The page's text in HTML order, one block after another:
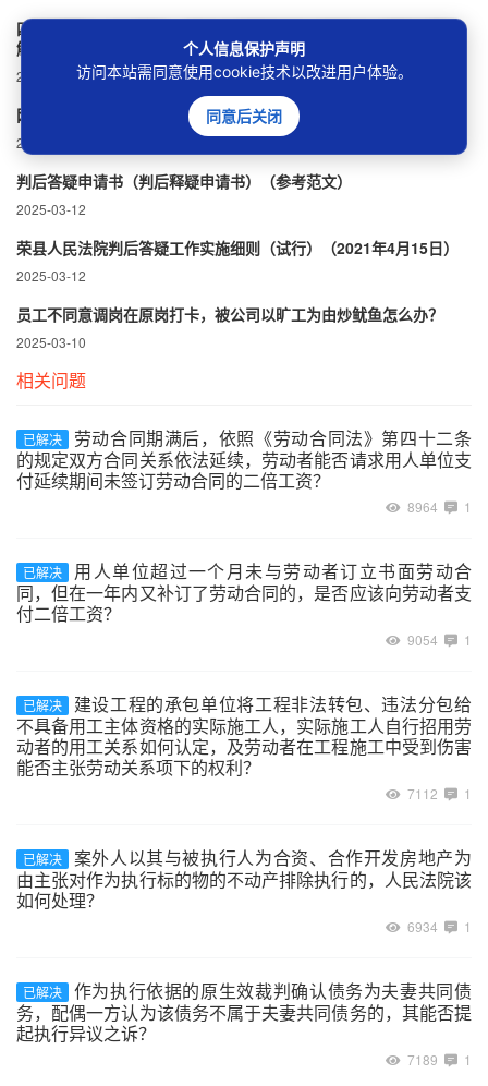
四川省高级人民法院民一庭关于审理劳动争议案件若干疑难问题的
解答（川高法民一〔2016〕1号）
2024-02-17
网络查控申请书（财产保全或执行用）
2025-05-20
判后答疑申请书（判后释疑申请书）（参考范文）
2025-03-12
荣县人民法院判后答疑工作实施细则（试行）（2021年4月15日）
2025-03-12
员工不同意调岗在原岗打卡，被公司以旷工为由炒鱿鱼怎么办？
2025-03-10
相关问题
已解决
劳动合同期满后，依照《劳动合同法》第四十二条
的规定双方合同关系依法延续，劳动者能否请求用人单位支
付延续期间未签订劳动合同的二倍工资？
8964 1
已解决
用人单位超过一个月未与劳动者订立书面劳动合
同，但在一年内又补订了劳动合同的，是否应该向劳动者支
付二倍工资？
9054 1
已解决
建设工程的承包单位将工程非法转包、违法分包给
不具备用工主体资格的实际施工人，实际施工人自行招用劳
动者的用工关系如何认定，及劳动者在工程施工中受到伤害
能否主张劳动关系项下的权利？
7112 1
已解决
案外人以其与被执行人为合资、合作开发房地产为
由主张对作为执行标的物的不动产排除执行的，人民法院该
如何处理？
6934 1
已解决
作为执行依据的原生效裁判确认债务为夫妻共同债
务，配偶一方认为该债务不属于夫妻共同债务的，其能否提
起执行异议之诉？
7189 1
个人信息保护声明
访问本站需同意使用cookie技术以改进用户体验。
同意后关闭